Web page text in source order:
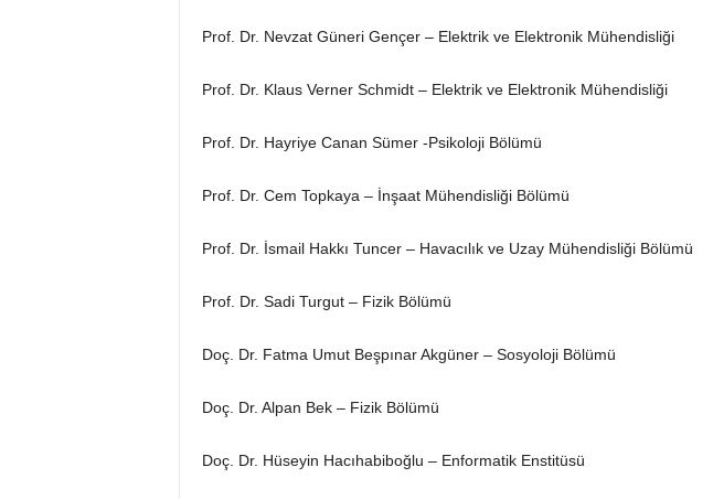
Prof. Dr. Nevzat Güneri Gençer – Elektrik ve Elektronik Mühendisliği
Prof. Dr. Klaus Verner Schmidt – Elektrik ve Elektronik Mühendisliği
Prof. Dr. Hayriye Canan Sümer -Psikoloji Bölümü
Prof. Dr. Cem Topkaya – İnşaat Mühendisliği Bölümü
Prof. Dr. İsmail Hakkı Tuncer – Havacılık ve Uzay Mühendisliği Bölümü
Prof. Dr. Sadi Turgut – Fizik Bölümü
Doç. Dr. Fatma Umut Beşpınar Akgüner – Sosyoloji Bölümü
Doç. Dr. Alpan Bek – Fizik Bölümü
Doç. Dr. Hüseyin Hacıhabiboğlu – Enformatik Enstitüsü